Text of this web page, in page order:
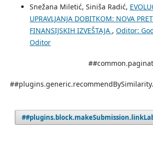
Snežana Miletić, Siniša Radić,
UPRAVLJANJA DOBITKOM: NOVA
FINANSIJSKIH IZVEŠTAJA , Oditor:
Oditor